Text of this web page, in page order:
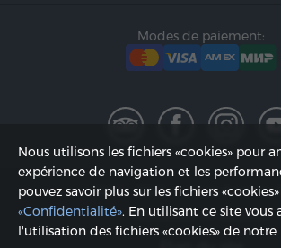
Modes de paiement:
2002 - 2026, © «Hyur Service»
Actualisée 07.08.2026
Nous utilisons les fichiers «cookies» pour
expérience de navigation et les
pouvez savoir plus sur les fichiers
«Confidentialité». En utilisant ce site vous
l'utilisation des fichiers «cookies» de notre